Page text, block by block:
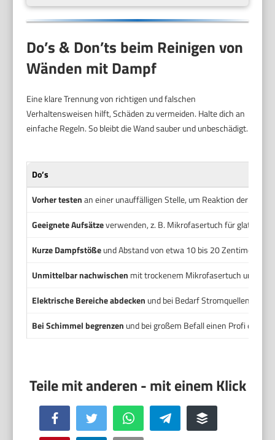
Do’s & Don’ts beim Reinigen von
Wänden mit Dampf
Eine klare Trennung von richtigen und falschen
Verhaltensweisen hilft, Schäden zu vermeiden. Halte dich an
einfache Regeln. So bleibt die Wand sauber und unbeschädigt.
Do’s
Vorher testenan einer unauffälligen Stelle, um Reaktion der
Geeignete Aufsätzeverwenden, z. B. Mikrofasertuch für glatte
Kurze Dampfstößeund Abstand von etwa 10 bis 20 Zentimetern
Unmittelbar nachwischen mit trockenem Mikrofasertuch und gut
Elektrische Bereiche abdecken und bei Bedarf Stromquellen
Bei Schimmel begrenzen und bei großem Befall einen Profi
Facebook Twitter WhatsApp Telegram Buffer